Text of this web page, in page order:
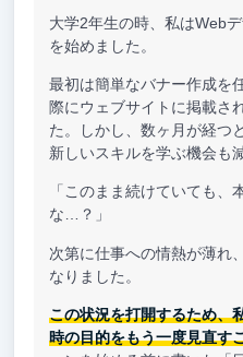
大学2年生の時、私はWeb
を始めました。
最初は簡単なバナー作成を
際にウェブサイトに掲載さ
た。しかし、数ヶ月が経つ
新しいスキルを学ぶ機会も
「このまま続けていても
な…？」
次第に仕事への情熱が薄れ
なりました。
この状況を打開するため、
時の目的をもう一度見直す